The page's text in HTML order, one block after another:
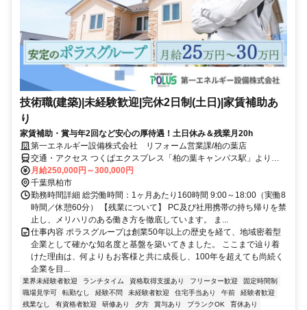
技術職(建築)|未経験歓迎|完休2日制(土日)|家賃補助あ
り
家賃補助・賞与年2回など安心の厚待遇！土日休み＆残業月20h
第一エネルギー設備株式会社 リフォーム営業課/柏の葉店
交通・アクセス つくばエクスプレス「柏の葉キャンパス駅」より徒
歩7分
月給250,000円～300,000円
千葉県柏市
勤務時間詳細 総労働時間：1ヶ月あたり160時間 9:00～18:00（実働8
時間／休憩60分） 【残業について】 PC及び社用携帯の持ち帰りを禁
止し、メリハリのある働き方を徹底しています。 ま...
仕事内容 ポラスグループは創業50年以上の歴史を経て、地域密着型
企業として確かな知名度と基盤を築いてきました。 ここまで辿り着
けた理由は、何よりもお客様と共に成長し、100年を超えても尚続く
企業を目...
業界未経験者歓迎 ランチタイム 資格取得支援あり フリーター歓迎
固定時間制
職場見学可
転勤なし 経験不問 未経験者歓迎 住宅手当あり 午前
経験者歓迎
残業なし
有資格者歓迎 研修あり 夕方 賞与あり ブランクOK
育休あり